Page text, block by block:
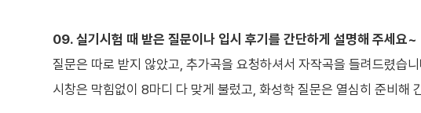
09. 실기시험 때 받은 질문이나 입시 후기를 간단하게 설명해 주세요~
질문은 따로 받지 않았고, 추가곡을 요청하셔서 자작곡을 들려드렸습
시창은 막힘없이 8마디 다 맞게 불렀고, 화성학 질문은 열심히 준비해